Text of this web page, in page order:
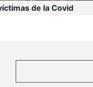
de la Covid